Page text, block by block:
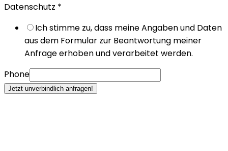
Datenschutz *
Ich stimme zu, dass meine Angaben und Daten
aus dem Formular zur Beantwortung meiner
Anfrage erhoben und verarbeitet werden.
Phone
Jetzt unverbindlich anfragen!